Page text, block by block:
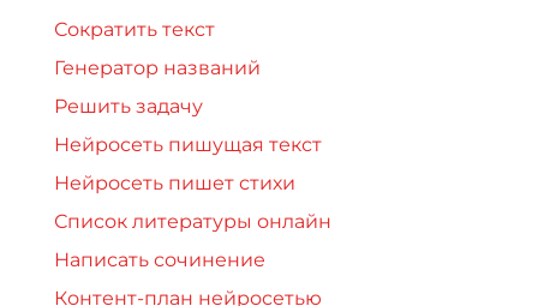
Сократить текст
Генератор названий
Решить задачу
Нейросеть пишущая текст
Нейросеть пишет стихи
Список литературы онлайн
Написать сочинение
Контент-план нейросетью